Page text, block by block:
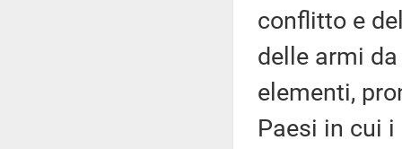
conflitto e
delle armi
elementi,
Paesi in cui